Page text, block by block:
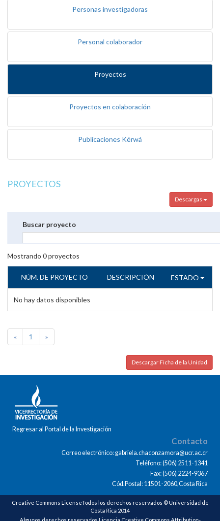
Personas investigadoras
Personal colaborador
Proyectos
Proyectos en colaboración
Publicaciones Kérwá
PROYECTOS
Descargas
Buscar proyecto
Mostrando 0proyectos
NÚM. DE PROYECTO DESCRIPCIÓN ESTADO
No hay datos disponibles
« 1 »
Descargar Ficha de la Unidad
Regresar al Portal de la Investigación
Contacto
Correo electrónico: gabriela.chaconzamora@ucr.ac.cr
Teléfono: (506) 2511-1341
Fax: (506) 2224-9367
Cód.Postal: 11501-2060,Costa Rica
Creative Commons LicenseTodos los derechos reservados © Universidad de
Costa Rica 2014